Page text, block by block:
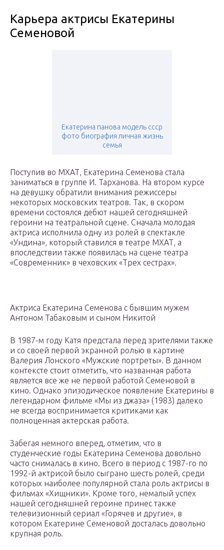
Карьера актрисы Екатерины
Семеновой
Екатерина панова модель ссср
фото биография личная жизнь
семья
Поступив во МХАТ, Екатерина Семенова стала
заниматься в группе И. Тарханова. На втором курсе
на девушку обратили внимания режиссеры
некоторых московских театров. Так, в скором
времени состоялся дебют нашей сегодняшней
героини на театральной сцене. Сначала молодая
актриса исполнила одну из ролей в спектакле
«Ундина», который ставился в театре МХАТ, а
впоследствии также появилась на сцене театра
«Современник» в чеховских «Трех сестрах».
Актриса Екатерина Семенова с бывшим мужем
Антоном Табаковым и сыном Никитой
В 1987-м году Катя предстала перед зрителями также
и со своей первой экранной ролью в картине
Валерия Лонского «Мужские портреты». В данном
контексте стоит отметить, что названная работа
является все же не первой работой Семеновой в
кино. Однако эпизодическое появление Екатерины в
легендарном фильме «Мы из джаза» (1983) далеко
не всегда воспринимается критиками как
полноценная актерская работа.
Забегая немного вперед, отметим, что в
студенческие годы Екатерина Семенова довольно
часто снималась в кино. Всего в период с 1987-го по
1992-й актрисой было сыграно шесть ролей, среди
которых наиболее популярной стала роль актрисы в
фильмах «Хищники». Кроме того, немалый успех
нашей сегодняшней героине принес также
телевизионный сериал «Горячев и другие», в
котором Екатерине Семеновой досталась довольно
крупная роль.